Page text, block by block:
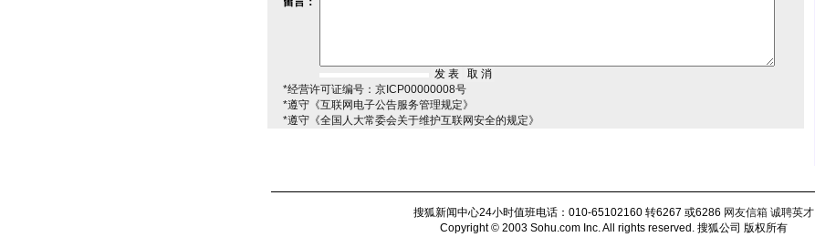
*经营许可证编号：京ICP00000008号
*遵守《互联网电子公告服务管理规定》
*遵守《全国人大常委会关于维护互联网安全的规定》
搜狐新闻中心24小时值班电话：010-65102160 转6267 或6286 网友信箱 诚聘英才
Copyright © 2003 Sohu.com Inc. All rights reserved.搜狐公司 版权所有